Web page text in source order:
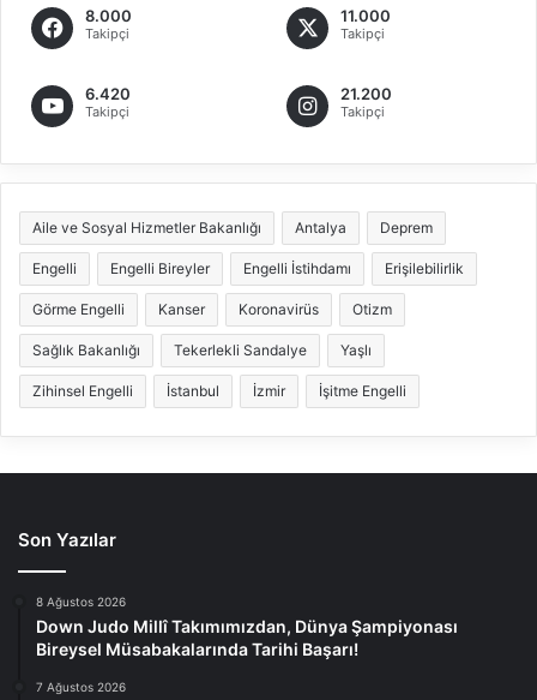
8.000
Takipçi
11.000
Takipçi
6.420
Takipçi
21.200
Takipçi
Aile ve Sosyal Hizmetler Bakanlığı Antalya Deprem
Engelli Engelli Bireyler Engelli İstihdamı Erişilebilirlik
Görme Engelli Kanser Koronavirüs Otizm
Sağlık Bakanlığı Tekerlekli Sandalye Yaşlı
Zihinsel Engelli İstanbul İzmir İşitme Engelli
Son Yazılar
8 Ağustos 2026
Down Judo Millî Takımımızdan, Dünya Şampiyonası
Bireysel Müsabakalarında Tarihi Başarı!
7 Ağustos 2026